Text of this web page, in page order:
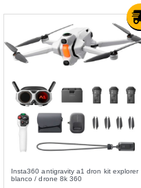
Insta360 antigravity a1 dron kit explorer
blanco / drone 8k 360